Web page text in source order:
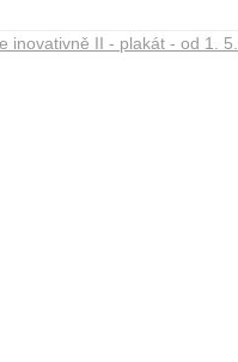
inovativně II - plakát - od 1. 5.